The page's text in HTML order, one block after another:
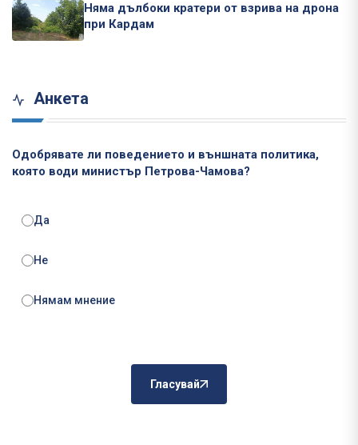
Няма дълбоки кратери от взрива на дрона
при Кардам
Анкета
Одобрявате ли поведението и външната политика,
която води министър Петрова-Чамова?
Да
Не
Нямам мнение
Гласувай